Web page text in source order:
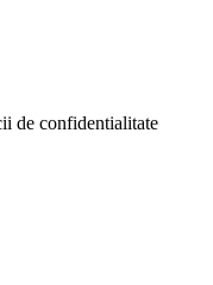
de confidentialitate